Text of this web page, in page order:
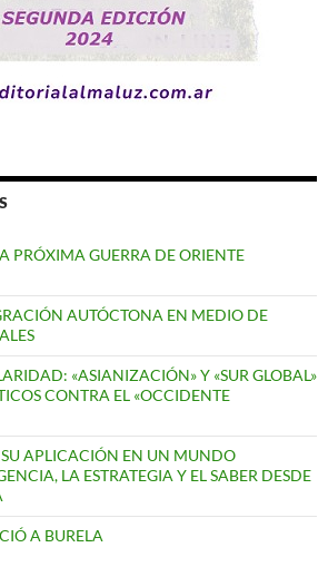
PRÓXIMA GUERRA DE ORIENTE
AUTÓCTONA EN MEDIO DE
«ASIANIZACIÓN» Y «SUR GLOBAL»
CONTRA EL «OCCIDENTE
SU APLICACIÓN EN UN MUNDO
LA ESTRATEGIA Y EL SABER DESDE
A BURELA